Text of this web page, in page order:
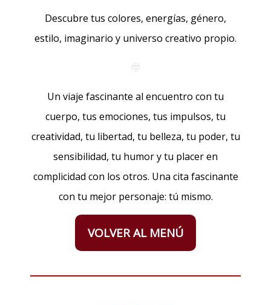
Descubre tus colores, energías, género,
estilo, imaginario y universo creativo propio.
Un viaje fascinante al encuentro con tu
cuerpo, tus emociones, tus impulsos, tu
creatividad, tu libertad, tu belleza, tu poder, tu
sensibilidad, tu humor y tu placer en
complicidad con los otros. Una cita fascinante
con tu mejor personaje: tú mismo.
VOLVER AL MENÚ